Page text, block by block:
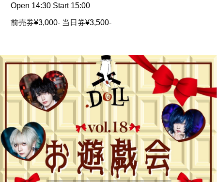
Open 14:30 Start 15:00
前売券¥3,000- 当日券¥3,500-